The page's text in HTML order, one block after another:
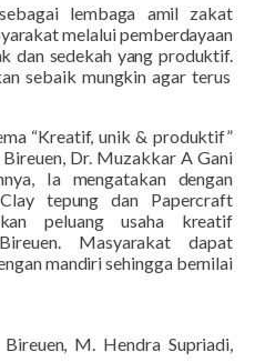
lembaga amil zakat
melalui pemberdayaan
dan sedekah yang produktif.
sebaik mungkin agar terus
“Kreatif, unik & produktif”
Dr. Muzakkar A Gani
Ia mengatakan dengan
tepung dan Papercraft
peluang usaha kreatif
Masyarakat dapat
mandirisehingga bernilai
Bireuen, M. Hendra Supriadi,